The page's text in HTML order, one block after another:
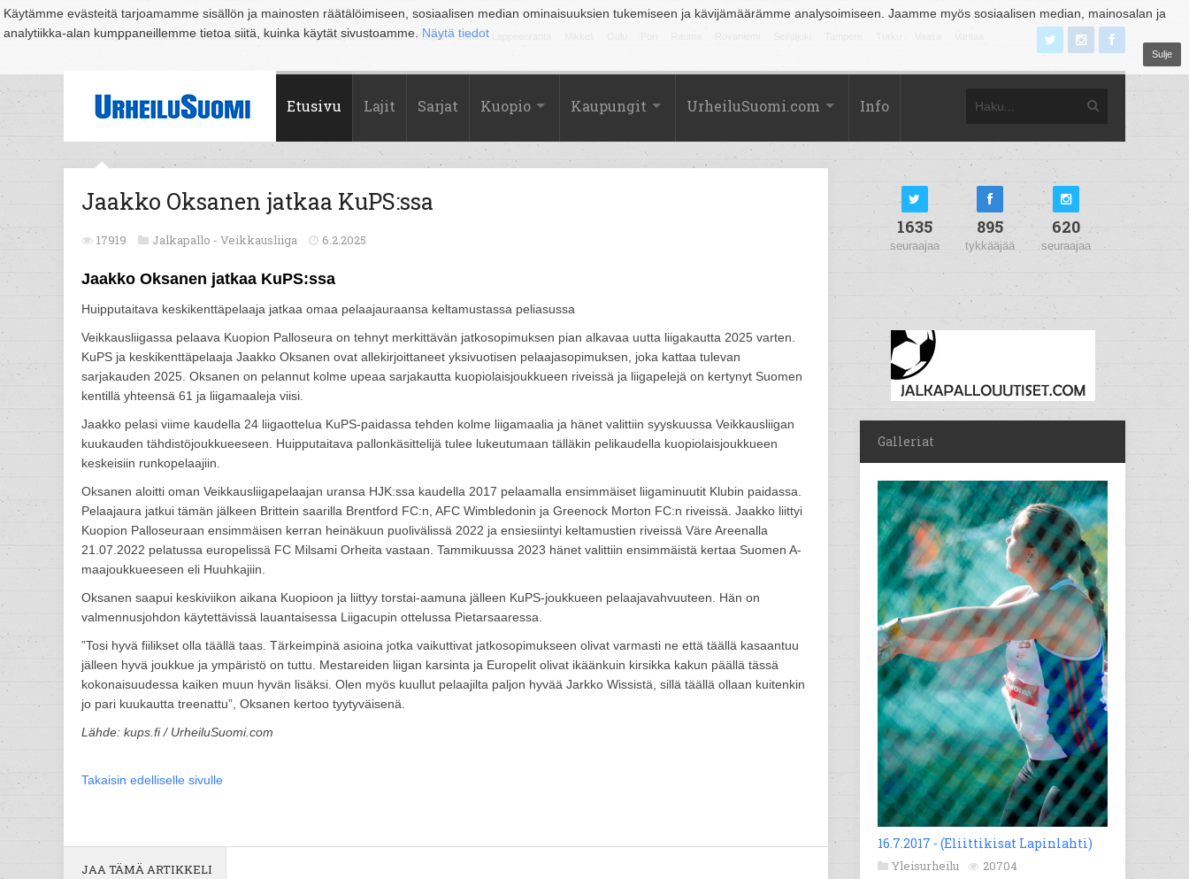
Käytämme evästeitä tarjoamamme sisällön ja mainosten räätälöimiseen, sosiaalisen median ominaisuuksien tukemiseen ja kävijämäärämme analysoimiseen. Jaamme myös sosiaalisen median, mainosalan ja
analytiikka-alan kumppaneillemme tietoa siitä, kuinka käytät sivustoamme. Näytä tiedot
Sulje
Suomi Espoo Helsinki Hämeenlinna Joensuu Jyväskylä Kouvola Kuopio Lahti
Etusivu Lajit Sarjat Kuopio Kaupungit UrheiluSuomi.com Info
Jaak­ko Ok­sa­nen jat­kaa KuPS:ssa
17919 Jalkapallo - Veikkausliiga 6.2.2025
Jaak­ko Ok­sa­nen jat­kaa KuPS:ssa
Huipputaitava keskikenttäpelaaja jatkaa omaa pelaajauraansa keltamustassa peliasussa
Veikkausliigassa pelaava Kuopion Palloseura on tehnyt merkittävän jatkosopimuksen pian alkavaa uutta liigakautta 2025 varten.
KuPS ja keskikenttäpelaaja Jaakko Oksanen ovat allekirjoittaneet yksivuotisen pelaajasopimuksen, joka kattaa tulevan
sarjakauden 2025. Oksanen on pelannut kolme upeaa sarjakautta kuopiolaisjoukkueen riveissä ja liigapelejä on kertynyt Suomen
kentillä yhteensä 61 ja liigamaaleja viisi.
Jaakko pelasi viime kaudella 24 liigaottelua KuPS-paidassa tehden kolme liigamaalia ja hänet valittiin syyskuussa Veikkausliigan
kuukauden tähdistöjoukkueeseen. Huipputaitava pallonkäsittelijä tulee lukeutumaan tälläkin pelikaudella kuopiolaisjoukkueen
keskeisiin runkopelaajiin.
Oksanen aloitti oman Veikkausliigapelaajan uransa HJK:ssa kaudella 2017 pelaamalla ensimmäiset liigaminuutit Klubin paidassa.
Pelaajaura jatkui tämän jälkeen Brittein saarilla Brentford FC:n, AFC Wimbledonin ja Greenock Morton FC:n riveissä. Jaakko liittyi
Kuopion Palloseuraan ensimmäisen kerran heinäkuun puolivälissä 2022 ja ensiesiintyi keltamustien riveissä Väre Areenalla
21.07.2022 pelatussa europelissä FC Milsami Orheita vastaan. Tammikuussa 2023 hänet valittiin ensimmäistä kertaa Suomen A-
maajoukkueeseen eli Huuhkajiin.
Oksanen saapui keskiviikon aikana Kuopioon ja liittyy torstai-aamuna jälleen KuPS-joukkueen pelaajavahvuuteen. Hän on
valmennusjohdon käytettävissä lauantaisessa Liigacupin ottelussa Pietarsaaressa.
”Tosi hyvä fiilikset olla täällä taas. Tärkeimpinä asioina jotka vaikuttivat jatkosopimukseen olivat varmasti ne että täällä kasaantuu
jälleen hyvä joukkue ja ympäristö on tuttu. Mestareiden liigan karsinta ja Europelit olivat ikäänkuin kirsikka kakun päällä tässä
kokonaisuudessa kaiken muun hyvän lisäksi. Olen myös kuullut pelaajilta paljon hyvää Jarkko Wissistä, sillä täällä ollaan kuitenkin
jo pari kuukautta treenattu”, Oksanen kertoo tyytyväisenä.
Lähde: kups.fi / UrheiluSuomi.com
Takaisin edelliselle sivulle
JAA TÄMÄ ARTIKKELI
1635
seuraajaa
895
tykkääjää
620
seuraajaa
Galleriat
16.7.2017 - (Eliittikisat Lapinlahti)
Yleisurheilu 20704